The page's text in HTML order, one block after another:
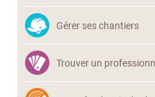
Gérer ses chantiers
Trouver un